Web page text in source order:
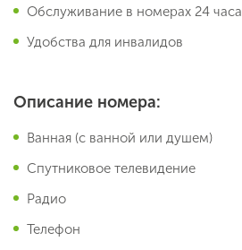
Обслуживание в номерах 24 часа
Удобства для инвалидов
Описание номера:
Ванная (с ванной или душем)
Спутниковое телевидение
Радио
Телефон